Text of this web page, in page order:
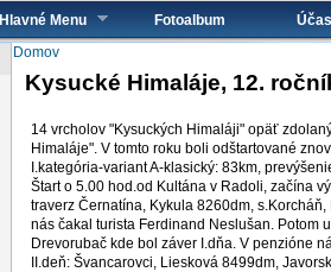
Hlavné Menu Fotoalbum
Nachádzate sa tu
Domov
Kysucké Himaláje, 12.
14 vrcholov "Kysuckých Himaláji" opäť
Himaláje". V tomto roku boli odštartované
I.kategória-variant A-klasický: 83km,
Štart o 5.00 hod.od Kultána v Radoli, začína
traverz Černatína, Kykula 8260dm,
nás čakal turista Ferdinand Neslušan. Potom
Drevorubač kde bol záver I.dňa. V penzióne
II.deň: Švancarovci, Liesková 8499dm,